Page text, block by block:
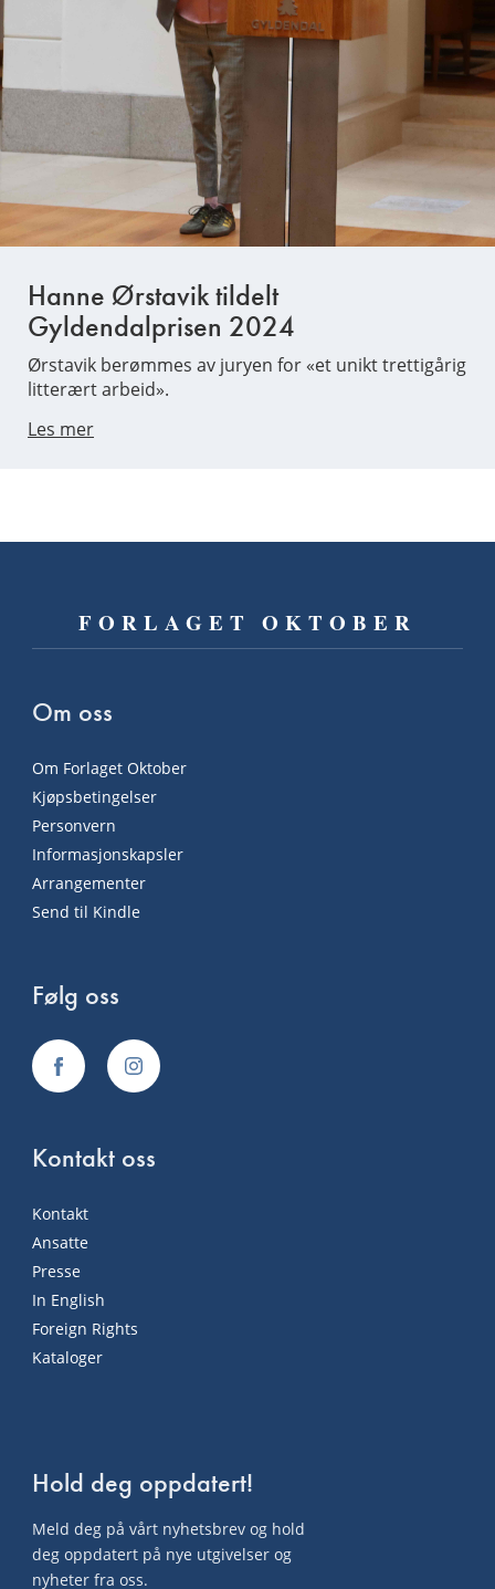
Hanne Ørstavik tildelt
Gyldendalprisen 2024
Ørstavik berømmes av juryen for «et unikt trettigårig
litterært arbeid».
Les mer
FORLAGET OKTOBER
Om oss
Om Forlaget Oktober
Kjøpsbetingelser
Personvern
Informasjonskapsler
Arrangementer
Send til Kindle
Følg oss
Kontakt oss
Kontakt
Ansatte
Presse
In English
Foreign Rights
Kataloger
Hold deg oppdatert!
Meld deg på vårt nyhetsbrev og hold
deg oppdatert på nye utgivelser og
nyheter fra oss.